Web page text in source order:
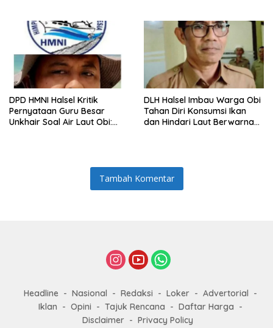
DPD HMNI Halsel Kritik
Pernyataan Guru Besar
Unkhair Soal Air Laut Obi:
DLH Halsel Imbau Warga Obi
Tahan Diri Konsumsi Ikan
dan Hindari Laut Berwarna
Tambah Komentar
Headline Nasional Redaksi Loker
Advertorial
Iklan
Opini Tajuk Rencana
Daftar Harga
Disclaimer
Privacy Policy